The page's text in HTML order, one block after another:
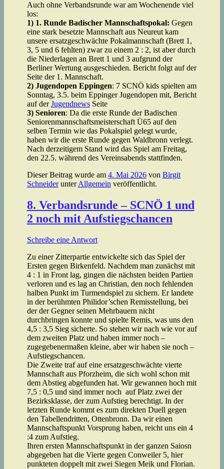
Auch ohne Verbandsrunde war am Wochenende viel
los:
1) 1. Runde Badischer Mannschaftspokal: Gegen
eine stark besetzte Mannschaft aus Neureut kam
unsere ersatzgeschwächte Pokalmannschaft (Brett 1,
3, 5 und 6 fehlten) zwar zu einem 2 : 2, ist aber durch
die Niederlagen an Brett 1 und 3 aufgrund der
Berliner Wertung ausgeschieden. Bericht folgt auf der
Seite der 1. Mannschaft.
2) Jugendopen Eppingen: 7 SCNÖ kids spielten am
Sonntag, 3.5. beim Eppinger Jugendopen mit, Bericht
auf derJugendnewsSeite
3) Senioren: Da die erste Runde der Badischen
Seniorenmannschaftsmeisterschaft Ü65 auf den
selben Termin wie das Pokalspiel gelegt wurde,
haben wir die erste Runde gegen Waldbronn verlegt.
Nach derzeitigem Stand wird das Spiel am Freitag,
den 22.5. während des Vereinsabends stattfinden.
Dieser Beitrag wurde am 4. Mai 2026von Birgit
SchneiderunterAllgemein veröffentlicht.
8. Verbandsrunde – SCNÖ 1 und
2 noch mit Aufstiegschancen
Schreibe eine Antwort
Zu einer Zitterpartie entwickelte sich das Spiel der
Ersten gegen Birkenfeld. Nachdem man zunächst mit
4 : 1 in Front lag, gingen die nächsten beiden Partien
verloren und es lag an Christian, den noch fehlenden
halben Punkt im Turmendspiel zu sichern. Er landete
in der berühmten Philidor’schen Remisstellung, bei
der der Gegner seinen Mehrbauern nicht
durchbringen konnte und spielte Remis, was uns den
4,5 : 3,5 Sieg sicherte. So stehen wir nach wie vor auf
dem zweiten Platz und haben immer noch –
zugegebenermaßen kleine, aber wir haben sie noch –
Aufstiegschancen.
Die Zweite traf auf eine ersatzgeschwächte vierte
Mannschaft aus Pforzheim, die sich wohl schon mit
dem Abstieg abgefunden hat. Wir gewannen hoch mit
7,5 : 0,5 und sind immer noch auf Platz zwei der
Bezirksklasse, der zum Aufstieg berechtigt. In der
letzten Runde kommt es zum direkten Duell gegen
den Tabellendritten, Ottenbronn. Da wir einen
Mannschaftspunkt Vorsprung haben, reicht uns ein 4
:4 zum Aufstieg.
Ihren ersten Mannschaftspunkt in der ganzen Saiosn
abgegeben hat die Vierte gegen Conweiler 5, hier
punkteten doppelt mit zwei Siegen Meik und Florian.